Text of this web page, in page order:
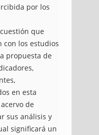
por los
que
con los estudios
propuesta de
en esta
de
sus análisis y
significará un